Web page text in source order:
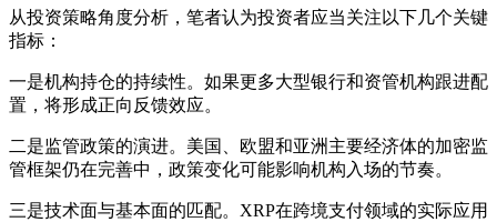
从投资策略角度分析，笔者认为投资者应当关注以下几个关键
指标：
一是机构持仓的持续性。如果更多大型银行和资管机构跟进配
置，将形成正向反馈效应。
二是监管政策的演进。美国、欧盟和亚洲主要经济体的加密监
管框架仍在完善中，政策变化可能影响机构入场的节奏。
三是技术面与基本面的匹配。XRP在跨境支付领域的实际应用